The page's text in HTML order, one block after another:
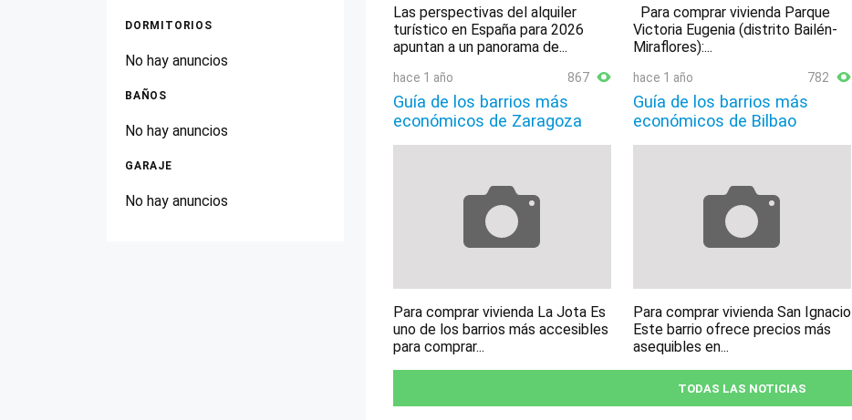
DORMITORIOS
No hay anuncios
BAÑOS
No hay anuncios
GARAJE
No hay anuncios
Las perspectivas del alquiler
turístico en España para 2026
apuntan a un panorama de...
Para comprar vivienda Parque
Victoria Eugenia (distrito Bailén-
Miraflores):...
hace 1 año 867
Guía de los barrios más
económicos de Zaragoza
Para comprar vivienda La Jota Es
uno de los barrios más accesibles
para comprar...
hace 1 año 782
Guía de los barrios más
económicos de Bilbao
Para comprar vivienda San Ignacio
Este barrio ofrece precios más
asequibles en...
TODAS LAS NOTICIAS